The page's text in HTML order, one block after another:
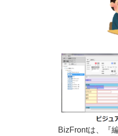
BizFrontは、『